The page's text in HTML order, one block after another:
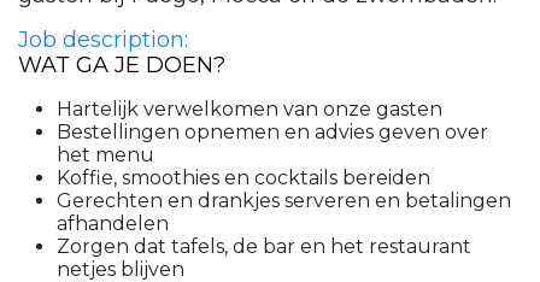
Job description:
WAT GA JE DOEN?
Hartelijk verwelkomen van onze gasten
Bestellingen opnemen en advies geven over
het menu
Koffie, smoothies en cocktails bereiden
Gerechten en drankjes serveren en betalingen
afhandelen
Zorgen dat tafels, de bar en het restaurant
netjes blijven